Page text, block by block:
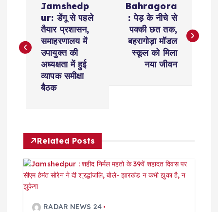
s
v
g
Jamshedp
ur: डेंगू से पहले
तैयार प्रशासन,
समाहरणालय में
उपायुक्त की
अध्यक्षता में हुई
व्यापक समीक्षा
बैठक
Bahragora
: पेड़ के नीचे से
पक्की छत तक,
बहरागोड़ा मॉडल
स्कूल को मिला
नया जीवन
Related Posts
RADAR NEWS 24